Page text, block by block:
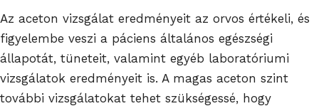
Az aceton vizsgálat eredményeit az orvos értékeli, és
figyelembe veszi a páciens általános egészségi
állapotát, tüneteit, valamint egyéb laboratóriumi
vizsgálatok eredményeit is. A magas aceton szint
további vizsgálatokat tehet szükségessé, hogy